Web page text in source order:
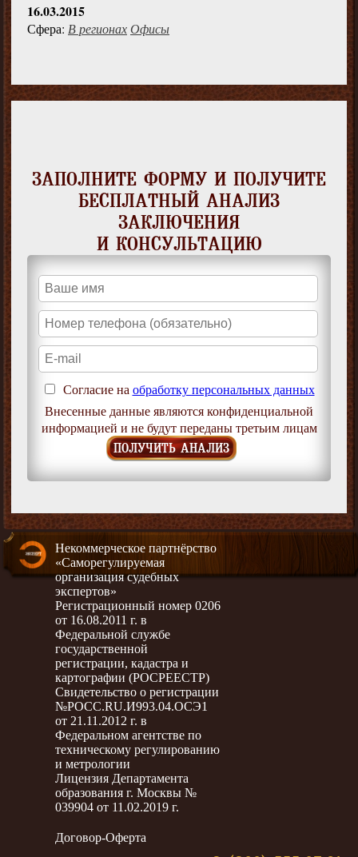
16.03.2015
Сфера: В регионахОфисы
ЗАПОЛНИТЕ ФОРМУ И ПОЛУЧИТЕ
БЕСПЛАТНЫЙ АНАЛИЗ
ЗАКЛЮЧЕНИЯ
И КОНСУЛЬТАЦИЮ
Согласие на обработку персональных данных
Внесенные данные являются конфиденциальной
информацией и не будут переданы третьим лицам
ПОЛУЧИТЬ АНАЛИЗ
Некоммерческое партнёрство
«Саморегулируемая
организация судебных
экспертов»
Регистрационный номер 0206
от 16.08.2011 г. в
Федеральной службе
государственной
регистрации, кадастра и
картографии (РОСРЕЕСТР)
Свидетельство о регистрации
№РОСС.RU.И993.04.ОСЭ1
от 21.11.2012 г. в
Федеральном агентстве по
техническому регулированию
и метрологии
Лицензия Департамента
образования г. Москвы №
039904 от 11.02.2019 г.
Договор-Оферта